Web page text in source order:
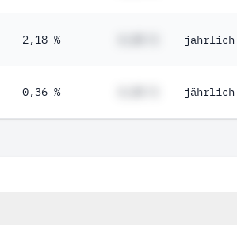
2,18 % jährlich
0,36 % jährlich